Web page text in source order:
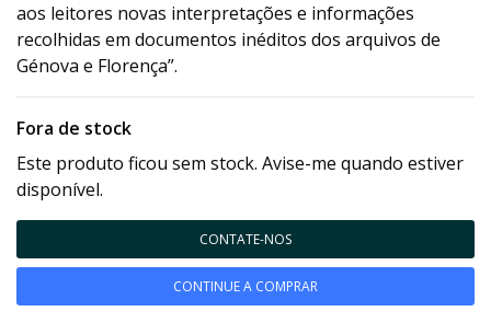
aos leitores novas interpretações e informações
recolhidas em documentos inéditos dos arquivos de
Génova e Florença”.
Fora de stock
Este produto ficou sem stock. Avise-me quando estiver
disponível.
CONTATE-NOS
CONTINUE A COMPRAR